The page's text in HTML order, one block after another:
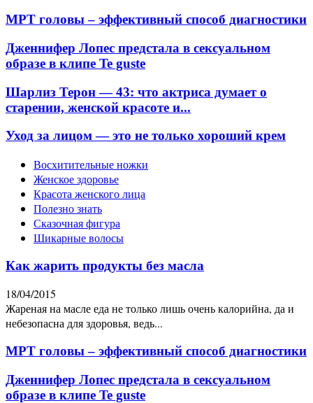
МРТ головы – эффективный способ диагностики
Дженнифер Лопес предстала в сексуальном
образе в клипе Te guste
Шарлиз Терон — 43: что актриса думает о
старении, женской красоте и...
Уход за лицом — это не только хороший крем
Восхитительные ножки
Женское здоровье
Красота женского лица
Полезно знать
Сказочная фигура
Шикарные волосы
Как жарить продукты без масла
18/04/2015
Жареная на масле еда не только лишь очень калорийна, да и
небезопасна для здоровья, ведь...
МРТ головы – эффективный способ диагностики
Дженнифер Лопес предстала в сексуальном
образе в клипе Te guste